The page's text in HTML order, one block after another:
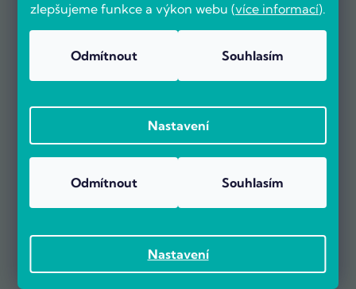
zlepšujeme funkce a výkon webu (více informací).
Nastavení
Odmítnout Souhlasím
Nastavení
Odmítnout Souhlasím
OVĚŘENO ZÁKAZNÍKY
na portálu Heureka.cz.
Zobrazit více než 5000 recenzí na Heureka.cz
Recenze zákazníků z Heureky